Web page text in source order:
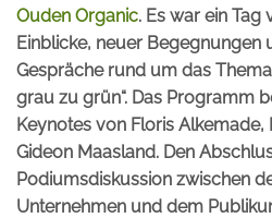
Ouden Organic. Es war ein
Einblicke, neuer Begegnungen
Gespräche rund um das
grau zu grün“. Das Programm
Keynotes von Floris
Gideon Maasland. Den
Podiumsdiskussion zwischen
Unternehmen und dem